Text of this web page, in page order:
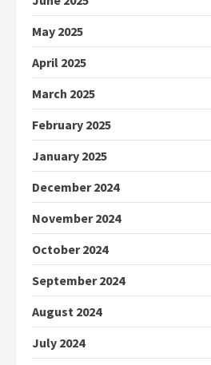
May 2025
April 2025
March 2025
February 2025
January 2025
December 2024
November 2024
October 2024
September 2024
August 2024
July 2024